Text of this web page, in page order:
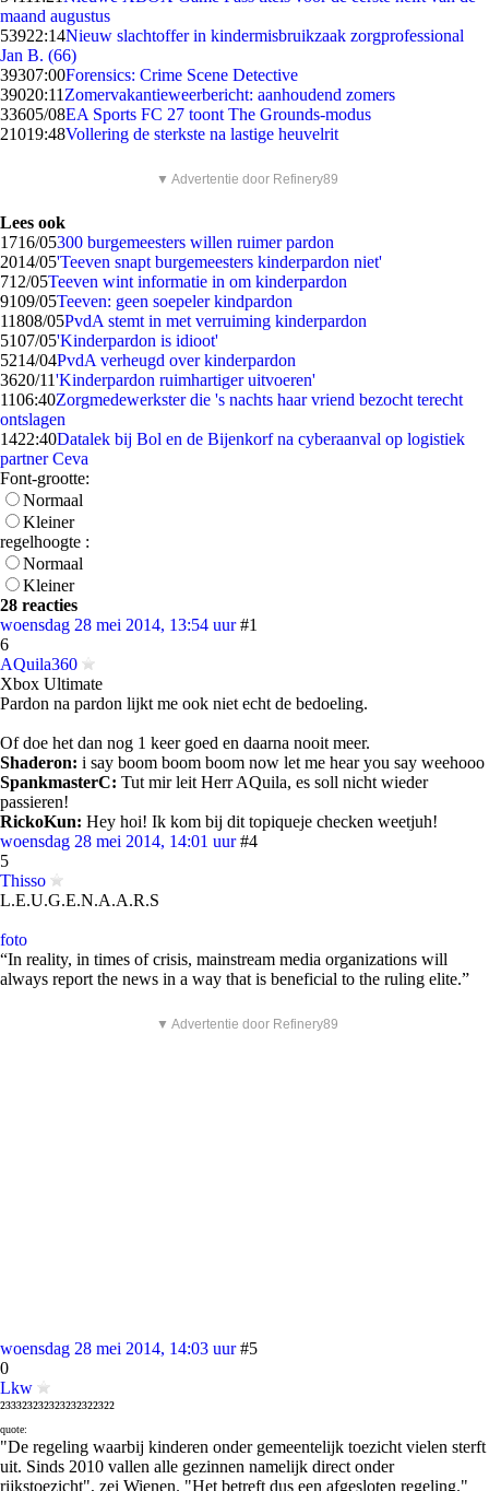
maand augustus
53922:14Nieuw slachtoffer in kindermisbruikzaak zorgprofessional
Jan B. (66)
39307:00Forensics: Crime Scene Detective
39020:11 Zomervakantieweerbericht: aanhoudend zomers
33605/08EA Sports FC 27 toont The Grounds-modus
21019:48Vollering de sterkste na lastige heuvelrit
▼ Advertentie door Refinery89
Lees ook
1716/05300 burgemeesters willen ruimer pardon
2014/05'Teeven snapt burgemeesters kinderpardon niet'
712/05Teeven wint informatie in om kinderpardon
9109/05Teeven: geen soepeler kindpardon
11808/05PvdA stemt in met verruiming kinderpardon
5107/05'Kinderpardon is idioot'
5214/04PvdA verheugd over kinderpardon
3620/11'Kinderpardon ruimhartiger uitvoeren'
1106:40Zorgmedewerkster die 's nachts haar vriend bezocht terecht
ontslagen
1422:40Datalek bij Bol en de Bijenkorf na cyberaanval op logistiek
partner Ceva
Font-grootte:
Normaal
Kleiner
regelhoogte :
Normaal
Kleiner
28 reacties
woensdag 28 mei 2014, 13:54 uur #1
6
AQuila360
Xbox Ultimate
Pardon na pardon lijkt me ook niet echt de bedoeling.
Of doe het dan nog 1 keer goed en daarna nooit meer.
Shaderon: i say boom boom boom now let me hear you say weehooo
SpankmasterC: Tut mir leit Herr AQuila, es soll nicht wieder
passieren!
RickoKun: Hey hoi! Ik kom bij dit topiqueje checken weetjuh!
woensdag 28 mei 2014, 14:01 uur #4
5
Thisso
L.E.U.G.E.N.A.A.R.S
foto
“In reality, in times of crisis, mainstream media organizations will
always report the news in a way that is beneficial to the ruling elite.”
▼ Advertentie door Refinery89
woensdag 28 mei 2014, 14:03 uur #5
0
Lkw
²³³³²³²³²³²³²³²³²²³²²
quote:
"De regeling waarbij kinderen onder gemeentelijk toezicht vielen sterft
uit. Sinds 2010 vallen alle gezinnen namelijk direct onder
rijkstoezicht", zei Wienen. "Het betreft dus een afgesloten regeling."